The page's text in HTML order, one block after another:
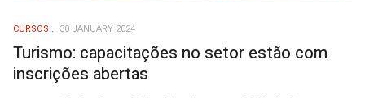
CURSOS 30 JANUARY 2024
Turismo: capacitações no setor estão com
inscrições abertas